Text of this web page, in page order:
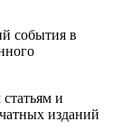
события в
и
изданий